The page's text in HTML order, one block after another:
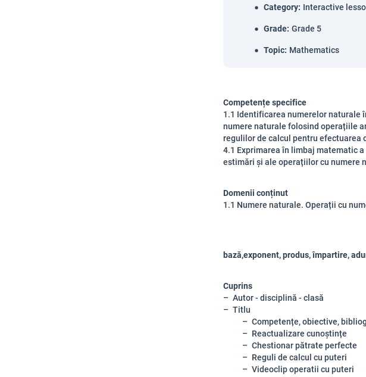
Category: Interactive
Grade: Grade 5
Topic: Mathematics
Competențe specifice
1.1 Identificarea numerelor naturale
numere naturale folosind operațiile
regulilor de calcul pentru
4.1 Exprimarea în limbaj matematic
estimări și ale operațiilor cu numere
Domenii conținut
1.1 Numere naturale. Operații cu
bază,exponent, produs, împartire,
Cuprins
Autor - disciplină - clasă
Titlu
Competențe, obiective,
Reactualizare cunoștințe
Chestionar pătrate perfecte
Reguli de calcul cu puteri
Videoclip operatii cu puteri